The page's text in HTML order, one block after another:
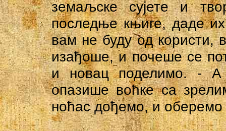
земаљске сујете и
последње књиге, даде
вам не буду од користи,
изађоше, и почеше се
и новац поделимо. - А
опазише воћке са
ноћас дођемо, и оберемо